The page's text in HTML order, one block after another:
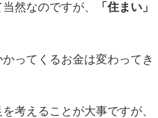
然なのですが、
「住まい」
ってくるお金は変わってき
考えることが大事ですが、